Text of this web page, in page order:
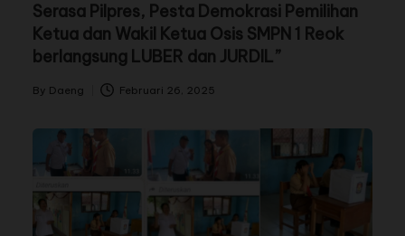
Serasa Pilpres, Pesta Demokrasi Pemilihan
Ketua dan Wakil Ketua Osis SMPN 1 Reok
berlangsung LUBER dan JURDIL”
By Daeng Februari 26, 2025